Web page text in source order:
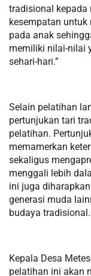
tradisional kepada
kesempatan
pada anak
memiliki nilai-nilai
sehari-hari.”
Selain pelatihan
pertunjukan tari
pelatihan.
memamerkan
sekaligus
menggali lebih
ini juga
generasi muda
budaya tradisional.
Kepala Desa
pelatihan ini akan